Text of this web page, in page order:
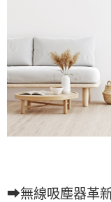
➡無線吸塵器革